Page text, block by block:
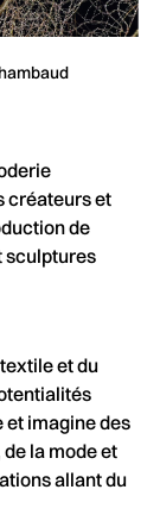
créateurs et
de
sculptures
et du
imagine des
la mode et
allant du